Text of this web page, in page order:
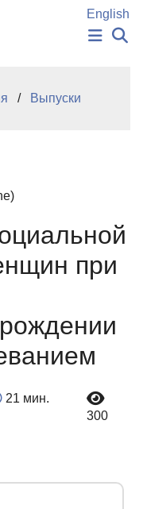
English
Выпуски
при
21 мин.
300